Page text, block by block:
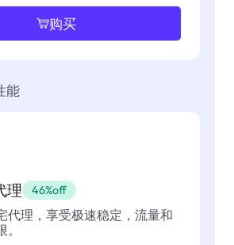
购买
能
理 46%off
代理，享受极速稳定，流量和